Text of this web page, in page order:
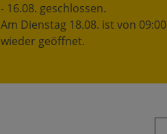
- 16.08. geschlossen.
Am Dienstag 18.08. ist von
wieder geöffnet.